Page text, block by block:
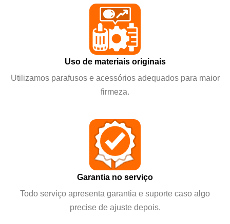
Uso de materiais originais
Utilizamos parafusos e acessórios adequados para maior
firmeza.
Garantia no serviço
Todo serviço apresenta garantia e suporte caso algo
precise de ajuste depois.